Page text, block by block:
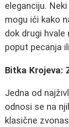
eleganciju.
mogu ići kako
dok drugi
poput pecanja
Bitka Krojeva:
Jedna od
odnosi se na
klasične